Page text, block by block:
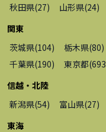
秋田県(27) 山形県(24)
関東
茨城県(104) 栃木県(80)
千葉県(190) 東京都(693
信越・北陸
新潟県(54) 富山県(27)
東海